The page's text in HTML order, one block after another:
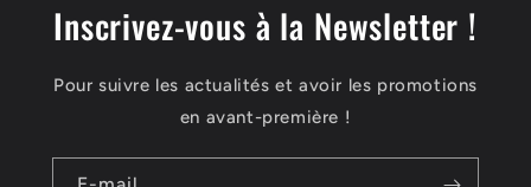
Inscrivez-vous à la Newsletter !
Pour suivre les actualités et avoir les promotions
en avant-première !